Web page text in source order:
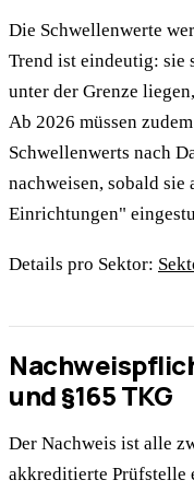
Die Schwellenwerte
Trend ist eindeutig: sie
unter der Grenze
Ab 2026 müssen
Schwellenwerts nach
nachweisen, sobald
Einrichtungen"
Details pro Sektor:
und §165 TKG
Der Nachweis ist alle
akkreditierte Prüfstelle